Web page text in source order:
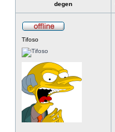
degen
Tifoso